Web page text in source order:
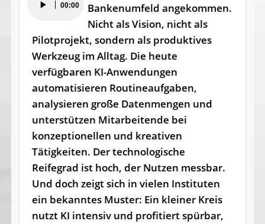
Player 00:00
Bankenumfeld angekommen.
Nicht als Vision, nicht als
Pilotprojekt, sondern als produktives
Werkzeug im Alltag. Die heute
verfügbaren KI-Anwendungen
automatisieren Routineaufgaben,
analysieren große Datenmengen und
unterstützen Mitarbeitende bei
konzeptionellen und kreativen
Tätigkeiten. Der technologische
Reifegrad ist hoch, der Nutzen messbar.
Und doch zeigt sich in vielen Instituten
ein bekanntes Muster: Ein kleiner Kreis
nutzt KI intensiv und profitiert spürbar,